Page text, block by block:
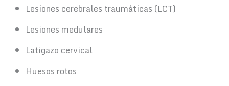
Lesiones cerebrales traumáticas (LCT)
Lesiones medulares
Latigazo cervical
Huesos rotos